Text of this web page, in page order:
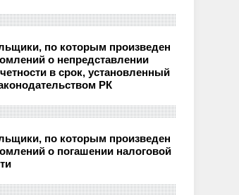
по которым произведен
о непредставлении
в срок, установленный
РК
по которым произведен
о погашении налоговой